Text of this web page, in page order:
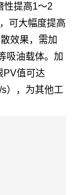
性提高1～2
可大幅度提高
效果，需加
吸油载体。加
PV值可达
s），为其他工